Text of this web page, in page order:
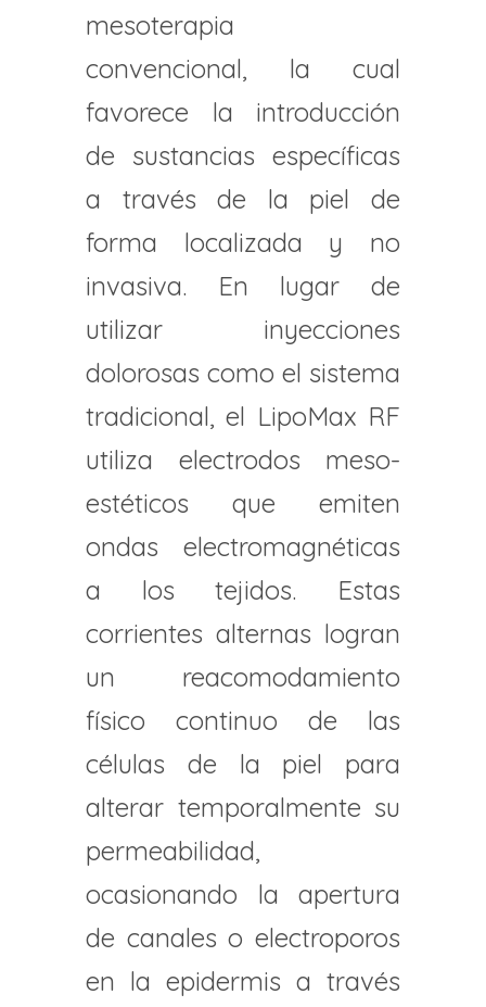
mesoterapia
convencional, la cual
favorece la introducción
de sustancias específicas
a través de la piel de
forma localizada y no
invasiva. En lugar de
utilizar inyecciones
dolorosas como el sistema
tradicional, el LipoMax RF
utiliza electrodos meso-
estéticos que emiten
ondas electromagnéticas
a los tejidos. Estas
corrientes alternas logran
un reacomodamiento
físico continuo de las
células de la piel para
alterar temporalmente su
permeabilidad,
ocasionando la apertura
de canales o electroporos
en la epidermis a través